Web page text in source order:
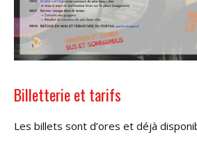
Billetterie et tarifs
Les billets sont d’ores et déjà